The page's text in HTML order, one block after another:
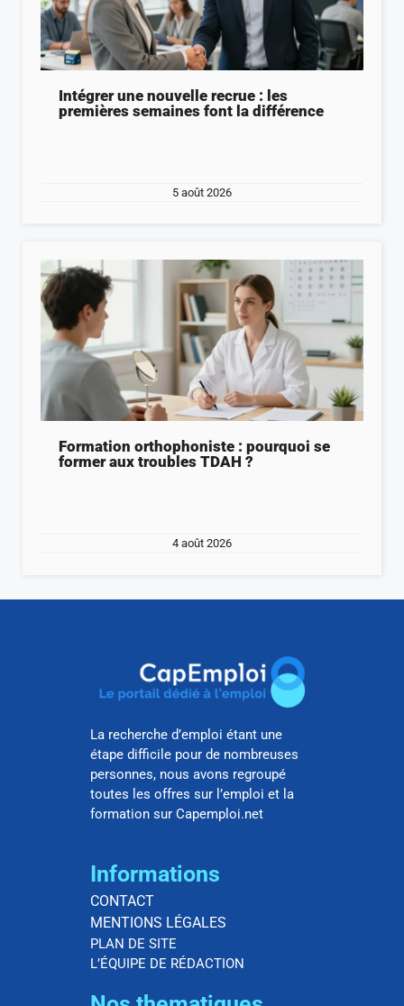
Intégrer une nouvelle recrue : les
premières semaines font la différence
5 août 2026
Formation orthophoniste : pourquoi se
former aux troubles TDAH ?
4 août 2026
La recherche d’emploi étant une
étape difficile pour de nombreuses
personnes, nous avons regroupé
toutes les offres sur l’emploi et la
formation sur Capemploi.net
Informations
CONTACT
MENTIONS LÉGALES
PLAN DE SITE
L’ÉQUIPE DE RÉDACTION